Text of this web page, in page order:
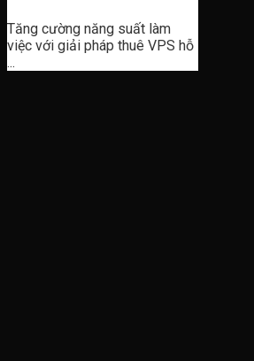
Tăng cường năng suất làm
việc với giải pháp thuê VPS hỗ
...